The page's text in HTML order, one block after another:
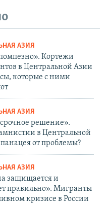
АЗИЯ
Кортежи
в Центральной Азии
которые с ними
АЗИЯ
решение».
в Центральной
от проблемы?
АЗИЯ
защищается и
правильно». Мигранты
кризисе в России